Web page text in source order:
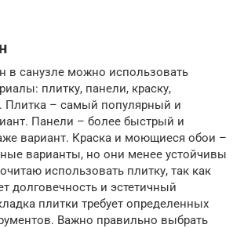
в санузле можно использовать
плитку, панели, краску,
– самый популярный и
Панели – более быстрый и
вариант. Краска и моющиеся обои –
варианты, но они менее устойчивы
использовать плитку, так как
долговечность и эстетичный
плитки требует определенных
Важно правильно выбрать